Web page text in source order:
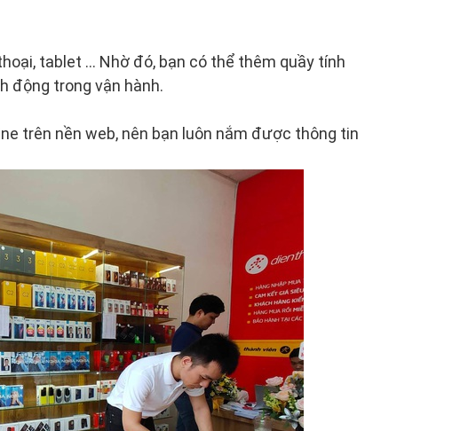
tablet … Nhờ đó, bạn có thể thêm quầy tính
động trong vận hành.
trên nền web, nên bạn luôn nắm được thông tin